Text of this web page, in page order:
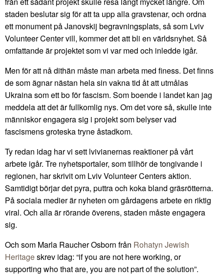
staden beslutar sig för att ta upp alla gravstenar, och ordna
ett monument på Janovskij begravningsplats, så som Lviv
Volunteer Center vill, kommer det att bli en världsnyhet. Så
omfattande är projektet som vi var med och inledde igår.
Men för att nå dithän måste man arbeta med finess. Det finns
de som ägnar nästan hela sin vakna tid åt att utmålas
Ukraina som ett bo för fascism. Som boende i landet kan jag
meddela att det är fullkomlig nys. Om det vore så, skulle inte
människor engagera sig i projekt som belyser vad
fascismens groteska tryne åstadkom.
Ty redan idag har vi sett lvivianernas reaktioner på vårt
arbete igår. Tre nyhetsportaler, som tillhör de tongivande i
regionen, har skrivit om Lviv Volunteer Centers aktion.
Samtidigt börjar det pyra, puttra och koka bland gräsrötterna.
På sociala medier är nyheten om gårdagens arbete en riktig
viral. Och alla är rörande överens, staden måste engagera
sig.
Och som Marla Raucher Osborn från Rohatyn Jewish
Heritageskrev idag: “if you are not here working, or
supporting who that are, you are not part of the solution”.